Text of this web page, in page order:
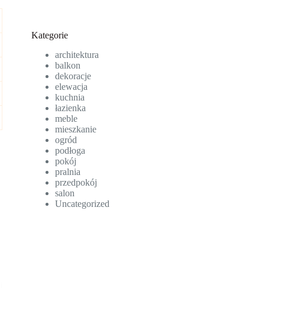
Kategorie
architektura
balkon
dekoracje
elewacja
kuchnia
łazienka
meble
mieszkanie
ogród
podłoga
pokój
pralnia
przedpokój
salon
Uncategorized